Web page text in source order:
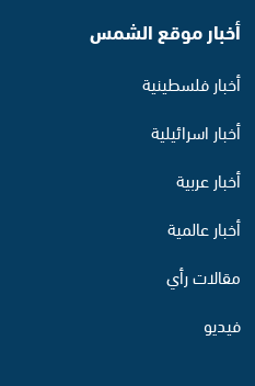
أخبار موقع الشمس
أخبار فلسطينية
أخبار اسرائيلية
أخبار عربية
أخبار عالمية
مقالات رأي
فيديو